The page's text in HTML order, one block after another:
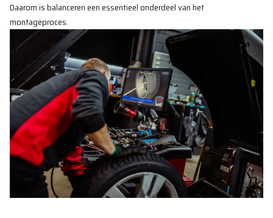
Daarom is balanceren een essentieel onderdeel van het
montageproces.